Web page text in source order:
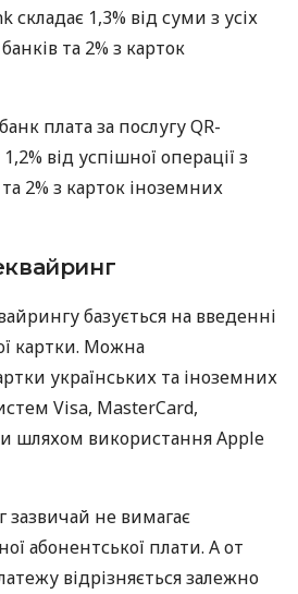
складає 1,3% від суми з усіх
та 2% з карток
плата за послугу QR-
від успішної операції з
2% з карток іноземних
базується на введенні
картки. Можна
українських та іноземних
Visa, MasterCard,
шляхом використання Apple
зазвичай не вимагає
абонентської плати. А от
відрізняється залежно